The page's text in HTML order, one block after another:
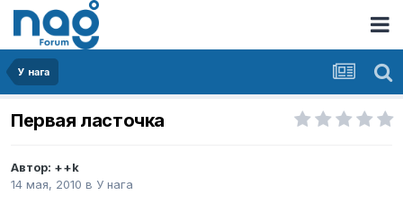
У нага
Первая ласточка
Автор: ++k
14 мая, 2010 в У нага